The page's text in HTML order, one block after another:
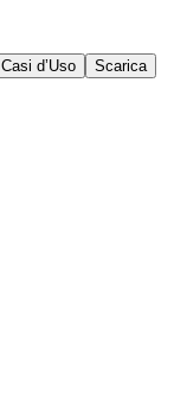
Casi d’Uso Scarica